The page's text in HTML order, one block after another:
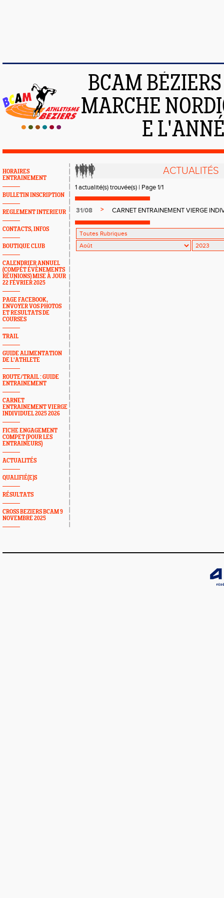
BCAM
MARCHE
E
HORAIRES
ENTRAINEMENT
BULLETIN INSCRIPTION
REGLEMENT INTERIEUR
CONTACTS, INFOS
BOUTIQUE CLUB
CALENDRIER ANNUEL
(COMPÉT ÉVÈNEMENTS
RÉUNIONS) MISE À JOUR
22 FÉVRIER 2025
PAGE FACEBOOK,
ENVOYER VOS PHOTOS
ET RESULTATS DE
COURSES
TRAIL
GUIDE ALIMENTATION
DE L'ATHLETE
ROUTE/TRAIL : GUIDE
ENTRAINEMENT
CARNET
ENTRAINEMENT VIERGE
INDIVIDUEL 2025 2026
FICHE ENGAGEMENT
COMPET (POUR LES
ENTRAINEURS)
ACTUALITÉS
QUALIFIÉ(E)S
RÉSULTATS
CROSS BEZIERS BCAM 9
NOVEMBRE 2025
ACTUALITÉS
1 actualité(s) trouvée(s) | Page 1/1
31/08 > CARNET ENTRAINEMENT VIERGE